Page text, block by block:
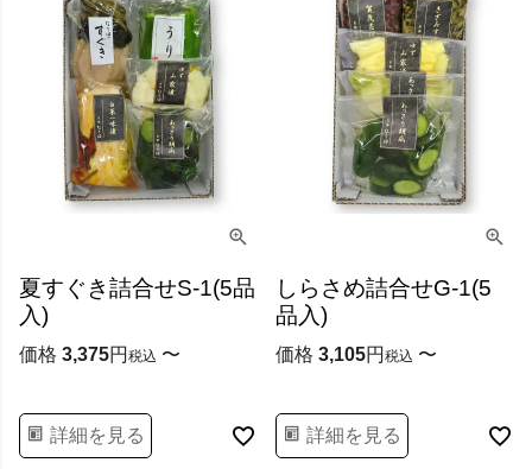
夏すぐき詰合せS-1(5品
入)
価格 3,375 税込 〜
詳細を見る
しらさめ詰合せG-1(5
品入)
価格 3,105 税込 〜
詳細を見る